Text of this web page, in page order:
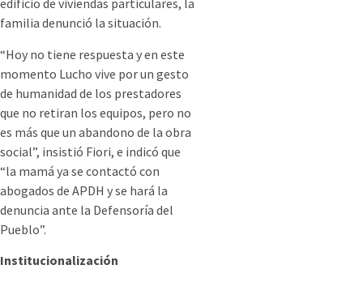
edificio de viviendas particulares, la
familia denunció la situación.
“Hoy no tiene respuesta y en este
momento Lucho vive por un gesto
de humanidad de los prestadores
que no retiran los equipos, pero no
es más que un abandono de la obra
social”, insistió Fiori, e indicó que
“la mamá ya se contactó con
abogados de APDH y se hará la
denuncia ante la Defensoría del
Pueblo”.
Institucionalización